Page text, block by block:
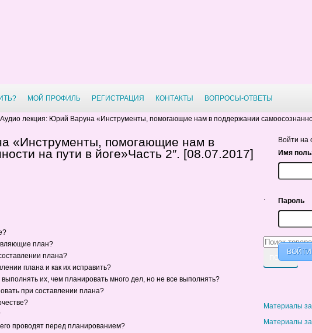
МОЙ ПРОФИЛЬ РЕГИСТРАЦИЯ КОНТАКТЫ ВОПРОСЫ-ОТВЕТЫ
Аудио лекция: Юрий Варуна «Инструменты, помогающие нам в поддержании
«Инструменты, помогающие нам в
на пути в йоге»Часть 2″. [08.07.2017]
Войти на
Имя
Пароль
план?
плана?
плана и как их исправить?
их, чем планировать много дел, но не все выполнять?
при составлении плана?
проводят перед планированием?
.
Материалы
Материалы